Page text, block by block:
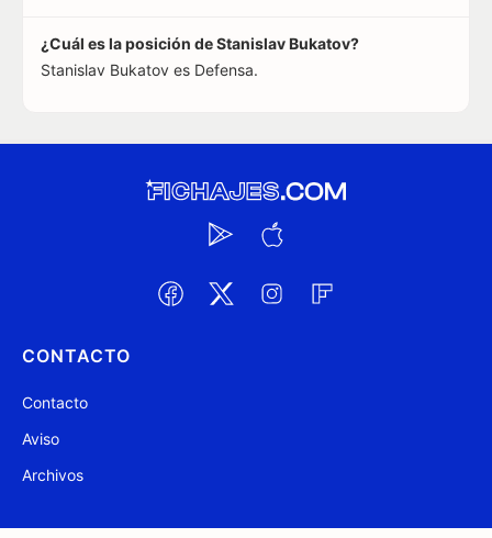
¿Cuál es la posición de Stanislav Bukatov?
Stanislav Bukatov es Defensa.
CONTACTO
Contacto
Aviso
Archivos